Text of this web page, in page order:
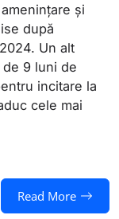
și
după
Un alt
9 luni de
incitare la
cele mai
Read More